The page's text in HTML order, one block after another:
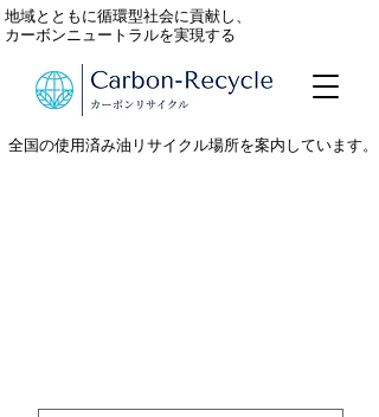
全国の使用済み油リサイクル場所を案内しています。
地域とともに循環型社会に貢献し、
カーボンニュートラルを実現する